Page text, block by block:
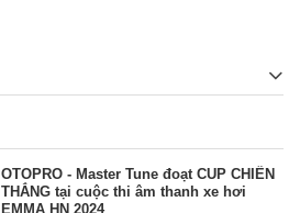
OTOPRO - Master Tune đoạt CUP CHIẾN
THẮNG tại cuộc thi âm thanh xe hơi
EMMA HN 2024